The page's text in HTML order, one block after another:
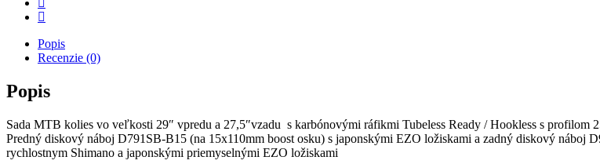
Popis
Recenzie (0)
Popis
Sada MTB kolies vo veľkosti 29″ vpredu a 27,5″vzadu s karbónovými ráfikmi Tubeless Ready / Hookless s
Predný diskový náboj D791SB-B15 (na 15x110mm boost osku) s japonskými EZO ložiskami a zadný diskový náboj
rychlostnym Shimano a japonskými priemyselnými EZO ložiskami